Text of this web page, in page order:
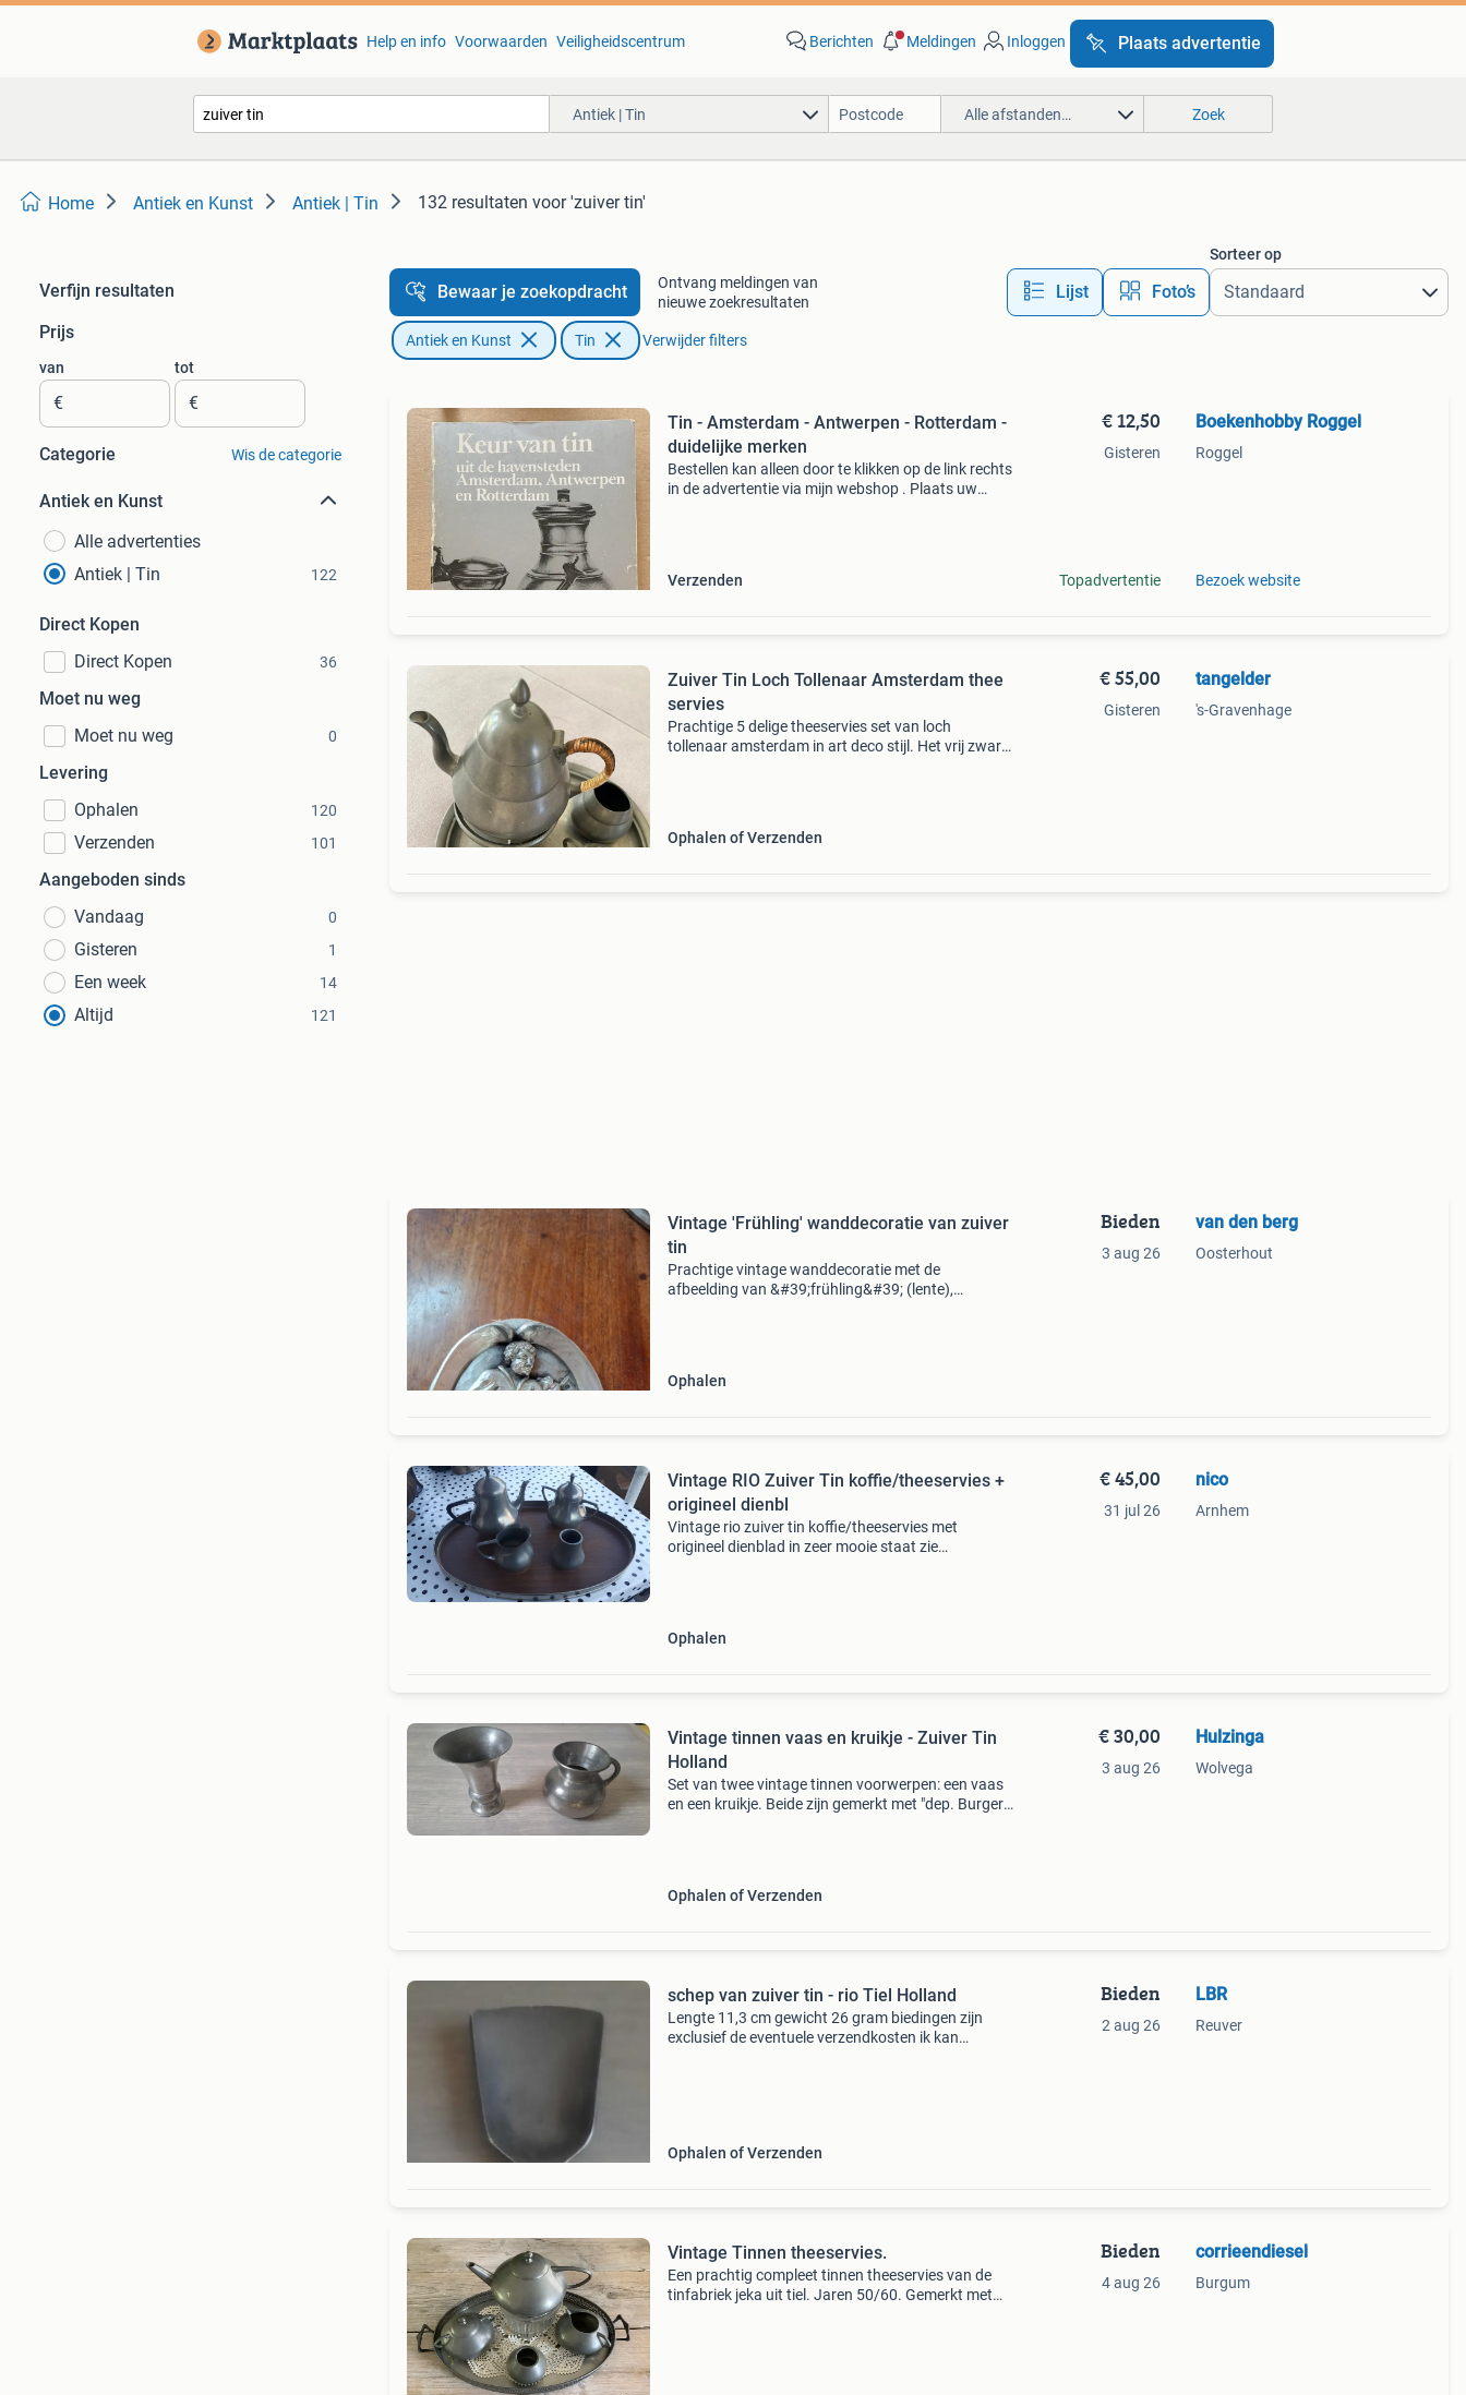
Help en info Voorwaarden Veiligheidscentrum Berichten Meldingen Inloggen Plaats advertentie
Antiek | Tin Alle afstanden… Zoek
Home Antiek en Kunst Antiek | Tin 132 resultaten voor 'zuiver tin'
Verfijn resultaten
Prijs
van
€
tot
€
Categorie Wis de categorie
Antiek en Kunst
Alle advertenties
Antiek | Tin
122
Direct Kopen
Direct Kopen
36
Moet nu weg
Moet nu weg
0
Levering
Ophalen
120
Verzenden 101
Aangeboden sinds
Vandaag
0
Gisteren 1
Een week 14
Altijd 121
Bewaar je zoekopdracht
Ontvang meldingen van
nieuwe zoekresultaten
Lijst Foto’s
Sorteer op
Antiek en Kunst Tin Verwijder filters
Tin - Amsterdam - Antwerpen - Rotterdam -
duidelijke merken
Bestellen kan alleen door te klikken op de link rechts
in de advertentie via mijn webshop . Plaats uw
Verzenden
€ 12,50
Gisteren
Topadvertentie
Boekenhobby Roggel
Roggel
Bezoek website
Zuiver Tin Loch Tollenaar Amsterdam thee
servies
Prachtige 5 delige theeservies set van loch
tollenaar amsterdam in art deco stijl. Het vrij zware
Ophalen of Verzenden
€ 55,00
Gisteren
tangelder
's-Gravenhage
Vintage 'Frühling' wanddecoratie van zuiver
tin
Prachtige vintage wanddecoratie met de
afbeelding van &#39;frühling&#39; (lente),
Ophalen
Bieden
3 aug 26
van den berg
Oosterhout
Vintage RIO Zuiver Tin koffie/theeservies +
origineel dienbl
Vintage rio zuiver tin koffie/theeservies met
origineel dienblad in zeer mooie staat zie
Ophalen
€ 45,00
31 jul 26
nico
Arnhem
Vintage tinnen vaas en kruikje - Zuiver Tin
Holland
Set van twee vintage tinnen voorwerpen: een vaas
en een kruikje. Beide zijn gemerkt met "dep. Burgers
Ophalen of Verzenden
€ 30,00
3 aug 26
Hulzinga
Wolvega
schep van zuiver tin - rio Tiel Holland
Lengte 11,3 cm gewicht 26 gram biedingen zijn
exclusief de eventuele verzendkosten ik kan
Ophalen of Verzenden
Bieden
2 aug 26
LBR
Reuver
Vintage Tinnen theeservies.
Een prachtig compleet tinnen theeservies van de
tinfabriek jeka uit tiel. Jaren 50/60. Gemerkt met
Bieden
4 aug 26
corrieendiesel
Burgum